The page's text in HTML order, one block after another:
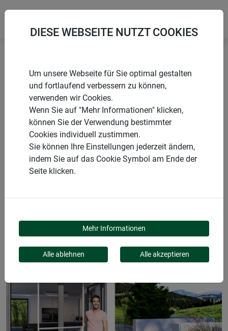
Startseite Schiebetür Fliegengitter Schiebetür EXPERT
PRODUKTE
FLIEGENGITTER
DIESE WEBSEITE NUTZT COOKIES
Um unsere Webseite für Sie optimal gestalten
und fortlaufend verbessern zu können,
verwenden wir Cookies.
Wenn Sie auf "Mehr Informationen" klicken,
können Sie der Verwendung bestimmter
Cookies individuell zustimmen.
Sie können Ihre Einstellungen jederzeit ändern,
indem Sie auf das Cookie Symbol am Ende der
Seite klicken.
Mehr Informationen
Alle ablehnen Alle akzeptieren